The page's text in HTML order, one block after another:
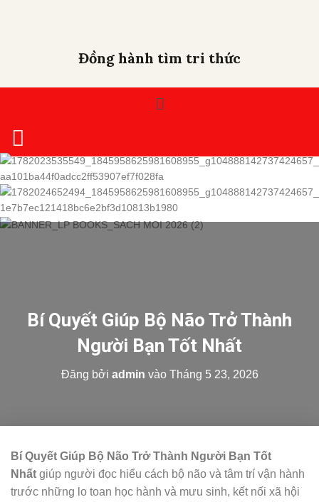
Đồng hành tìm tri thức
Bí Quyết Giúp Bộ Não Trở Thành
Người Bạn Tốt Nhất
Đăng bởi admin vào Tháng 5 23, 2026
Bí Quyết Giúp Bộ Não Trở Thành Người Bạn Tốt
Nhất giúp người đọc hiểu cách bộ não và tâm trí vận hành
trước những lo toan học hành và mưu sinh, kết nối xã hội